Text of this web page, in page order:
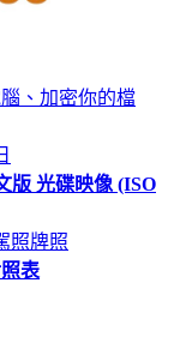
、加密你的檔
版 光碟映像 (ISO
照牌照
表